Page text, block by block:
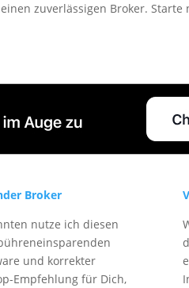
zuverlässigen Broker.
Broker
nutze ich diesen
und korrekter
Empfehlung für Dich,